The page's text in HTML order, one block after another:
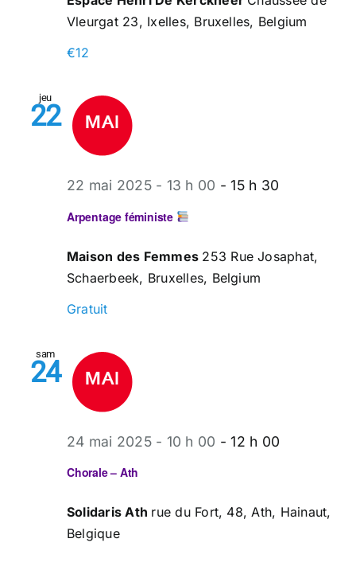
Vleurgat 23, Ixelles, Bruxelles, Belgium
€12
jeu
22
Arpentage féministe
22 mai 2025 - 13 h 00 -15 h 30
Maison des Femmes 253 Rue Josaphat,
Schaerbeek, Bruxelles, Belgium
Gratuit
sam
24
Chorale – Ath
24 mai 2025 - 10 h 00 -12 h 00
Solidaris Ath rue du Fort, 48, Ath, Hainaut,
Belgique